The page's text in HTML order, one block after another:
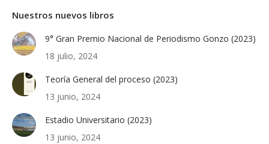
Nuestros nuevos libros
9° Gran Premio Nacional de Periodismo Gonzo (2023)
18 julio, 2024
Teoría General del proceso (2023)
13 junio, 2024
Estadio Universitario (2023)
13 junio, 2024